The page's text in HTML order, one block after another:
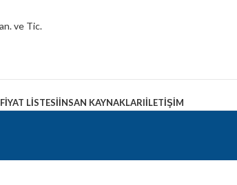
FIYAT LISTESIİNSAN KAYNAKLARIİLETIŞIM